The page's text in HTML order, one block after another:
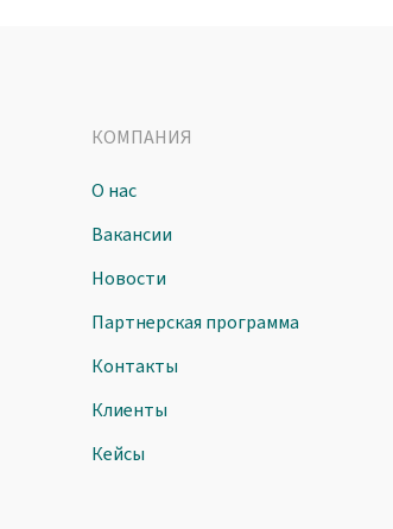
КОМПАНИЯ
О нас
Вакансии
Новости
Партнерская программа
Контакты
Клиенты
Кейсы